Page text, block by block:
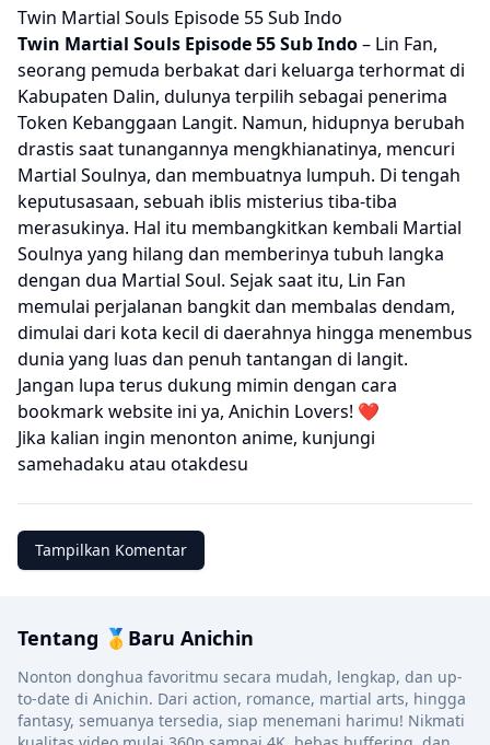
Twin Martial Souls Episode 55 Sub Indo
Twin Martial Souls Episode 55 Sub Indo– Lin Fan,
seorang pemuda berbakat dari keluarga terhormat di
Kabupaten Dalin, dulunya terpilih sebagai penerima
Token Kebanggaan Langit. Namun, hidupnya berubah
drastis saat tunangannya mengkhianatinya, mencuri
Martial Soulnya, dan membuatnya lumpuh. Di tengah
keputusasaan, sebuah iblis misterius tiba-tiba
merasukinya. Hal itu membangkitkan kembali Martial
Soulnya yang hilang dan memberinya tubuh langka
dengan dua Martial Soul. Sejak saat itu, Lin Fan
memulai perjalanan bangkit dan membalas dendam,
dimulai dari kota kecil di daerahnya hingga menembus
dunia yang luas dan penuh tantangan di langit.
Jangan lupa terus dukung mimin dengan cara
bookmark website ini ya, Anichin Lovers! ❤️
Jika kalian ingin menonton anime, kunjungi
samehadaku atau otakdesu
Tampilkan Komentar
Tentang 🥇Baru Anichin
Nonton donghua favoritmu secara mudah, lengkap, dan up-
to-date di Anichin. Dari action, romance, martial arts, hingga
fantasy, semuanya tersedia, siap menemani harimu! Nikmati